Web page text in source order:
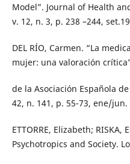
Model”. Journal of Health
v. 12, n. 3, p. 238 –244,
DEL RÍO, Carmen. “La
mujer: una valoración
de la Asociación Española
42, n. 141, p. 55-73, ene/jun.
ETTORRE, Elizabeth;
Psychotropics and Society.